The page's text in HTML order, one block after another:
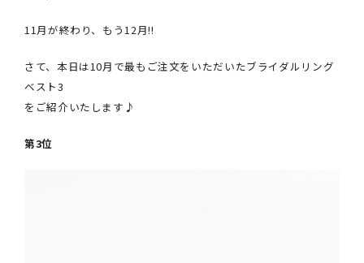
ゆびわ言葉®
AFFLUXダイヤモンド
フェア・ニュース
11月が終わり、もう12月!!
さて、本日は10月で最もご注文をいただいたブライダルリング
ベスト3
をご紹介いたします♪
第3位